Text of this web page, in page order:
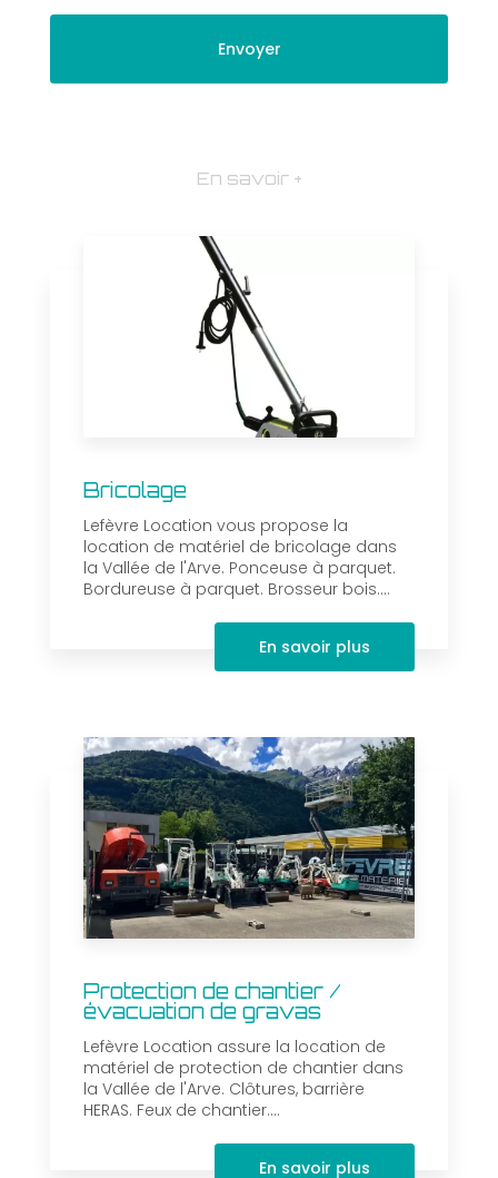
En savoir +
Bricolage
Lefèvre Location vous propose la
location de matériel de bricolage dans
la Vallée de l'Arve. Ponceuse à parquet.
Bordureuse à parquet. Brosseur bois....
En savoir plus
Protection de chantier /
évacuation de gravas
Lefèvre Location assure la location de
matériel de protection de chantier dans
la Vallée de l'Arve. Clôtures, barrière
HERAS. Feux de chantier....
En savoir plus